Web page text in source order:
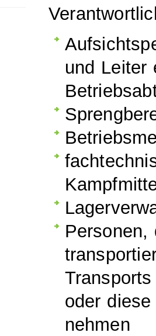
und Leiter
Personen,
oder
nehmen